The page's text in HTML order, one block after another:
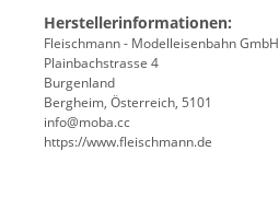
Herstellerinformationen:
Fleischmann - Modelleisenbahn GmbH
Plainbachstrasse 4
Burgenland
Bergheim, Österreich, 5101
info@moba.cc
https://www.fleischmann.de